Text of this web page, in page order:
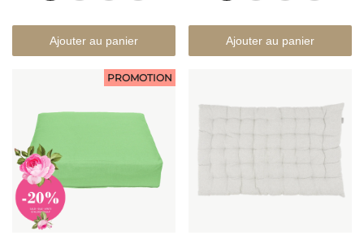
Ajouter au panier Ajouter au panier
PROMOTION